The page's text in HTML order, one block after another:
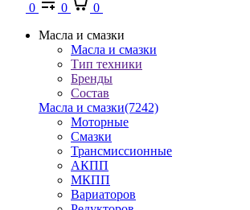
0 0
0
Масла и смазки
Масла и смазки
Тип техники
Бренды
Состав
Масла и смазки(7242)
Моторные
Смазки
Трансмиссионные
АКПП
МКПП
Вариаторов